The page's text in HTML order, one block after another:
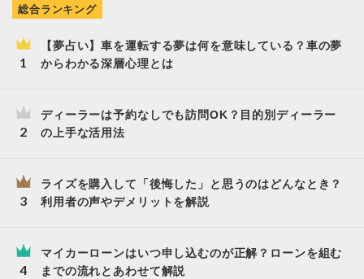
総合ランキング
【夢占い】車を運転する夢は何を意味している？車の夢
からわかる深層心理とは
ディーラーは予約なしでも訪問OK？目的別ディーラー
の上手な活用法
ライズを購入して「後悔した」と思うのはどんなとき？
利用者の声やデメリットを解説
マイカーローンはいつ申し込むのが正解？ローンを組む
までの流れとあわせて解説